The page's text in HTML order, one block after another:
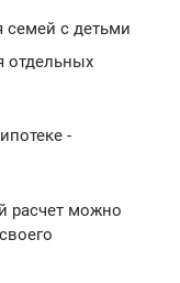
семей с детьми
отдельных
-
расчет можно